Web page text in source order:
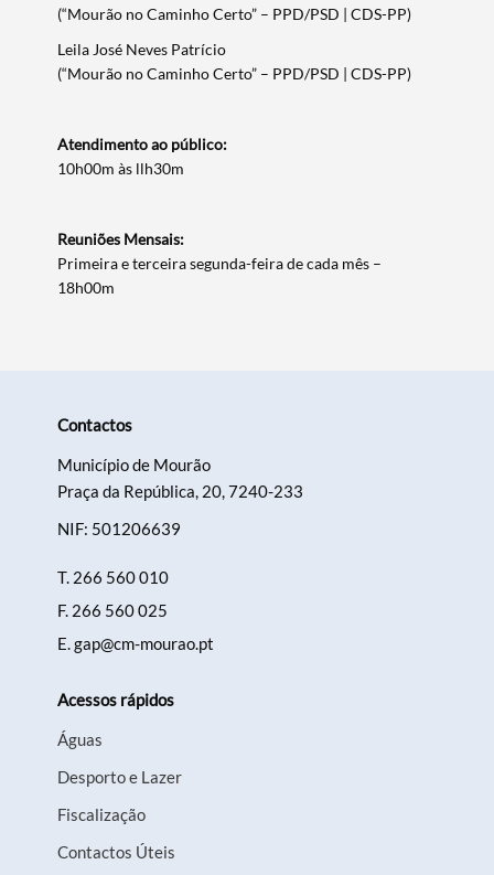
(“Mourão no Caminho Certo” – PPD/PSD | CDS-PP)
Leila José Neves Patrício
(“Mourão no Caminho Certo” – PPD/PSD | CDS-PP)
Atendimento ao público​:
10h00m às llh30m
Reuniões Mensais:
Primeira e terceira segunda-feira de cada mês –
18h00m
Contactos
Município de Mourão
Praça da República, 20, 7240-233
NIF: 501206639
T. 266 560 010
F. 266 560 025
E.gap@cm-mourao.pt
Acessos rápidos
Águas
Desporto e Lazer
Fiscalização
Contactos Úteis